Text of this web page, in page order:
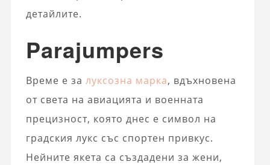
детайлите.
Parajumpers
Време е за луксозна марка, вдъхновена
от света на авиацията и военната
прецизност, която днес е символ на
градския лукс със спортен привкус.
Нейните якета са създадени за жени,